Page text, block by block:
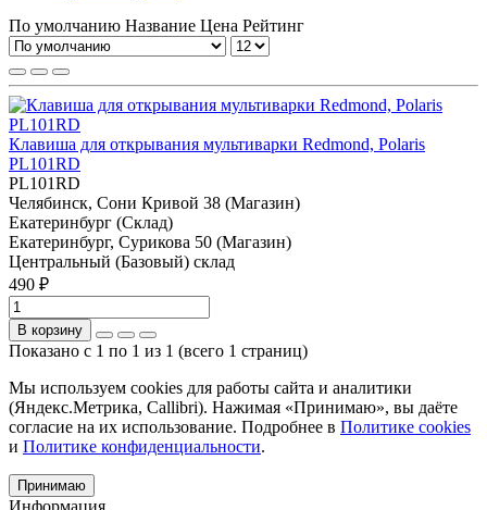
По умолчанию Название Цена Рейтинг
Клавиша для открывания мультиварки Redmond, Polaris
PL101RD
PL101RD
Челябинск, Сони Кривой 38 (Магазин)
Екатеринбург (Склад)
Екатеринбург, Сурикова 50 (Магазин)
Центральный (Базовый) склад
490 ₽
В корзину
Показано с 1 по 1 из 1 (всего 1 страниц)
Мы используем cookies для работы сайта и аналитики
(Яндекс.Метрика, Callibri). Нажимая «Принимаю», вы даёте
согласие на их использование. Подробнее в Политике cookies
и Политике конфиденциальности.
Принимаю